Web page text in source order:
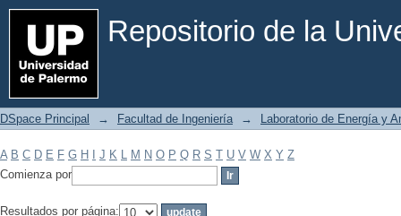
Repositorio de la
Filtrar por: Materia
DSpace Principal → Facultad de Ingeniería → Laboratorio de Energía y
A B C D E F G H J K L M N O P Q R S T U V W X Y Z
Comienza por
Resultados por página: